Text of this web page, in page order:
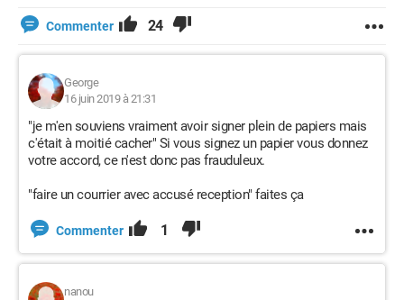
Commenter 24
George
16 juin 2019 à 21:31
"je m'en souviens vraiment avoir signer plein de papiers mais
c'était à moitié cacher" Si vous signez un papier vous donnez
votre accord, ce n'est donc pas frauduleux.
"faire un courrier avec accusé reception" faites ça
Commenter 1
nanou